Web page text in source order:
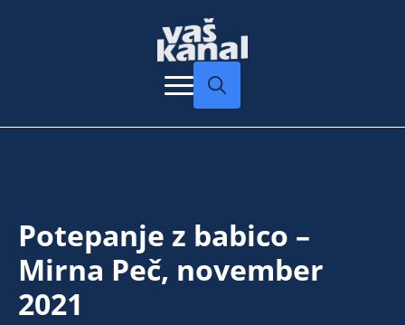
Potepanje z babico –
Mirna Peč, november
2021